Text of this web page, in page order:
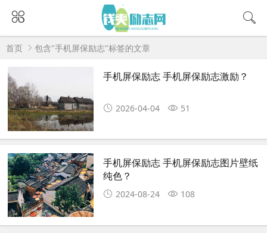
首页 包含"手机屏保励志"标签的文章
手机屏保励志 手机屏保励志激励？
2026-04-04 51
手机屏保励志 手机屏保励志图片壁纸
纯色？
2024-08-24 108